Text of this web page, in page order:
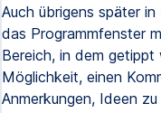
Auch übrigens später
das Programmfenster
Bereich, in dem
Möglichkeit, einen
Anmerkungen, Ideen